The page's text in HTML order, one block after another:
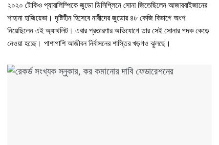
২০২০ টোকিও প্যারালিম্পিকে জুডো ডিসিপ্লিনে সোনা জিতেছিলেন আজারবাইজানের
শাহানা হাজিয়েভা। দৃষ্টিহীন হিসেবে নারীদের জুডোর ৪৮ কেজি বিভাগে অংশ
নিয়েছিলেন এই অ্যাথলিট। এবার প্রতারণার অভিযোগে তার সেই সোনার পদক কেড়ে
নেওয়া হচ্ছে। পাশাপাশি আজীবন নির্বাসনের শাস্তির খড়গও ঝুলছে।